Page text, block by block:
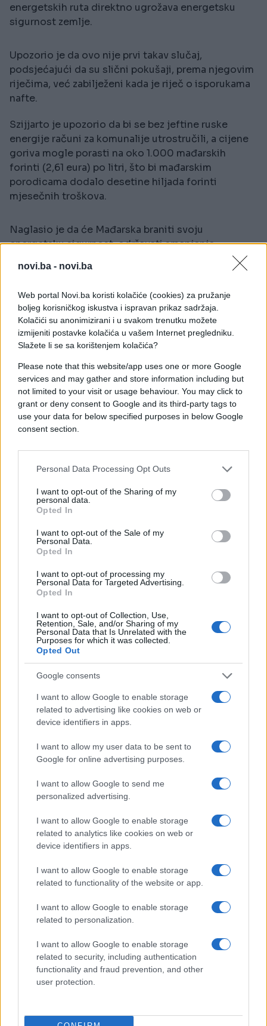
novi.ba - novi.ba
Web portal Novi.ba koristi kolačiće (cookies) za pružanje
boljeg korisničkog iskustva i ispravan prikaz sadržaja.
Kolačići su anonimizirani i u svakom trenutku možete
izmijeniti postavke kolačića u vašem Internet pregledniku.
Slažete li se sa korištenjem kolačića?
Please note that this website/app uses one or more Google
services and may gather and store information including but
not limited to your visit or usage behaviour. You may click to
grant or deny consent to Google and its third-party tags to
use your data for below specified purposes in below Google
consent section.
Personal Data Processing Opt Outs
I want to opt-out of the Sharing of my
personal data.
Opted In
I want to opt-out of the Sale of my
Personal Data.
Opted In
I want to opt-out of processing my
Personal Data for Targeted Advertising.
Opted In
I want to opt-out of Collection, Use,
Retention, Sale, and/or Sharing of my
Personal Data that Is Unrelated with the
Purposes for which it was collected.
Opted Out
Google consents
I want to allow Google to enable storage
related to advertising like cookies on web or
device identifiers in apps.
I want to allow my user data to be sent to
Google for online advertising purposes.
I want to allow Google to send me
personalized advertising.
I want to allow Google to enable storage
related to analytics like cookies on web or
device identifiers in apps.
I want to allow Google to enable storage
related to functionality of the website or app.
I want to allow Google to enable storage
related to personalization.
I want to allow Google to enable storage
related to security, including authentication
functionality and fraud prevention, and other
user protection.
energetskih ruta direktno ugrožava energetsku
sigurnost zemlje.
Upozorio je da ovo nije prvi takav slučaj,
podsjećajući da su slični pokušaji, prema njegovim
riječima, već zabilježeni kada je riječ o isporukama
nafte.
Szijjarto je upozorio da bi se bez jeftine ruske
energije računi za komunalije utrostručili, a cijene
goriva mogle porasti na oko 1.000 mađarskih
forinti (2,61 eura) po litri, što bi mađarskim
porodicama dodalo desetine hiljada forinti
mjesečnih troškova.
Naglasio je da će Mađarska braniti svoju
energetsku sigurnost, održavati smanjenje
goriva, te da je to ključni ulog izbora 12. aprila.
Ukrajina je zaustavila isporuke energetskih resursa
preko naftovoda Družba nakon napada, za koje
Kijev okrivljuje Rusiju.
Mađarska i Slovačka, međutim, optužile su Ukrajinu
da namjerno blokira isporuke radi sticanja
političkog utjecaja, te su stoga odlučile obustaviti
isporuke dizel goriva Ukrajini kao odgovor.